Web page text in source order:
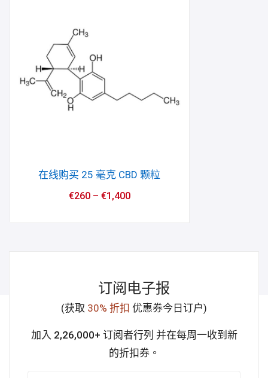
在线购买 25 毫克 CBD 颗粒
€260– €1,400
订阅电子报
(获取 30% 折扣 优惠券今日订户)
加入 2,26,000+ 订阅者行列 并在每周一收到新
的折扣券。